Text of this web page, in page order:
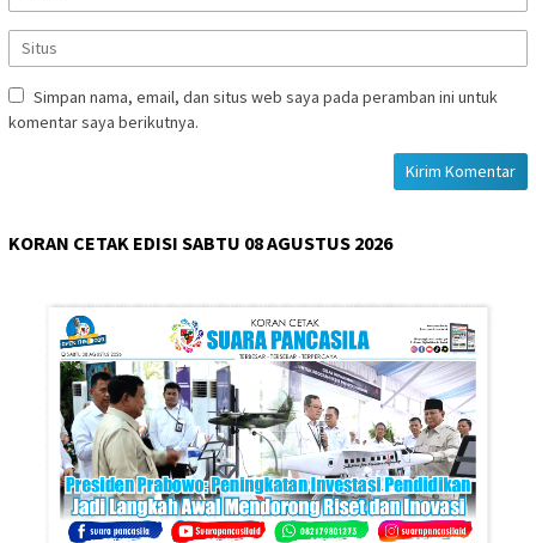
Simpan nama, email, dan situs web saya pada peramban ini untuk
komentar saya berikutnya.
KORAN CETAK EDISI SABTU 08 AGUSTUS 2026